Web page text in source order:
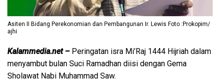
Asiten II Bidang Perekonomian dan Pembangunan Ir. Lewis Foto :Prokopim/
ajhi
Kalammedia.net – Peringatan isra Mi’Raj 1444 Hijriah dalam
menyambut bulan Suci Ramadhan diisi dengan Gema
Sholawat Nabi Muhammad Saw.